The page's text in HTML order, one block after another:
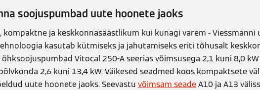
soojuspumbad uute hoonete jaoks
kompaktne ja keskkonnasäästlikum kui kunagi varem - Viessmanni
kasutab kütmiseks ja jahutamiseks eriti tõhusalt
Vitocal 250-A seerias võimsusega 2,1 kuni 8,0
2,6 kuni 13,4 kW. Väikesed seadmed koos kompaktsete
uute hoonete jaoks. Seevastu võimsam seadeA10 ja A13